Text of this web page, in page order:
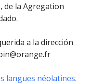
de la Agregation
a la dirección
langues néolatines.